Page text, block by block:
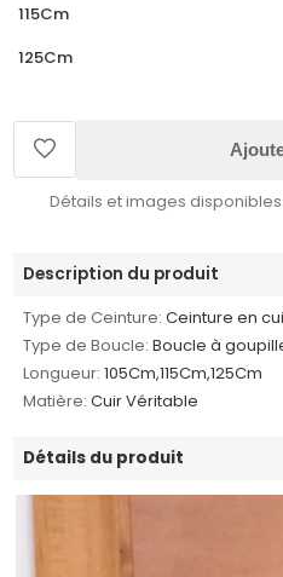
115Cm
125Cm
Détails et images
Description du produit
Type de Ceinture: Ceinture en
Type de Boucle: Boucle à
Longueur: 105Cm,115Cm,125Cm
Matière: Cuir Véritable
Détails du produit